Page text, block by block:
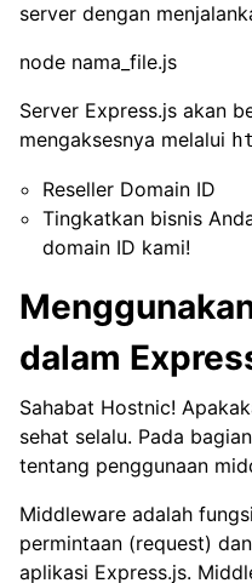
server dengan
node nama_file.js
Server Express.js akan
mengaksesnya melalui
Reseller Domain ID
Tingkatkan bisnis
domain ID kami!
dalam
Sahabat Hostnic!
sehat selalu. Pada
tentang penggunaan
Middleware adalah
permintaan (request)
aplikasi Express.js.